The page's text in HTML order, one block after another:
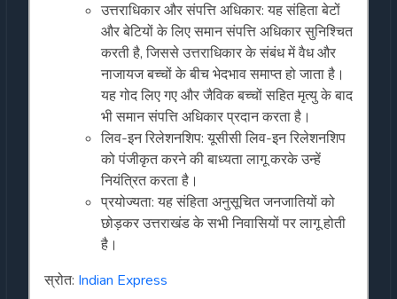
उत्तराधिकार और संपत्ति अधिकार: यह संहिता बेटों
और बेटियों के लिए समान संपत्ति अधिकार सुनिश्चित
करती है, जिससे उत्तराधिकार के संबंध में वैध और
नाजायज बच्चों के बीच भेदभाव समाप्त हो जाता है।
यह गोद लिए गए और जैविक बच्चों सहित मृत्यु के बाद
भी समान संपत्ति अधिकार प्रदान करता है।
लिव-इन रिलेशनशिप: यूसीसी लिव-इन रिलेशनशिप
को पंजीकृत करने की बाध्यता लागू करके उन्हें
नियंत्रित करता है।
प्रयोज्यता: यह संहिता अनुसूचित जनजातियों को
छोड़कर उत्तराखंड के सभी निवासियों पर लागू होती
है।
स्रोत: Indian Express